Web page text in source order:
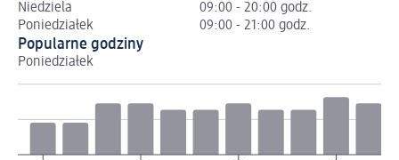
Niedziela
09:00 - 20:00 godz.
Poniedziałek
09:00 - 21:00 godz.
Popularne godziny
Poniedziałek